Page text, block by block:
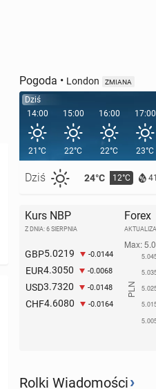
Pogoda • London ZMIANA
Dziś
14:00
21°C
Dziś 24°C 12°C 41
15:00
22°C
16:00
22°C
17:00
23°C
Kurs NBP
Z DNIA: 6 SIERPNIA
GBP5.0219 -0.0144
EUR4.3050 -0.0068
USD3.7320 -0.0148
CHF4.6080 -0.0164
Forex
Rolki Wiadomości›